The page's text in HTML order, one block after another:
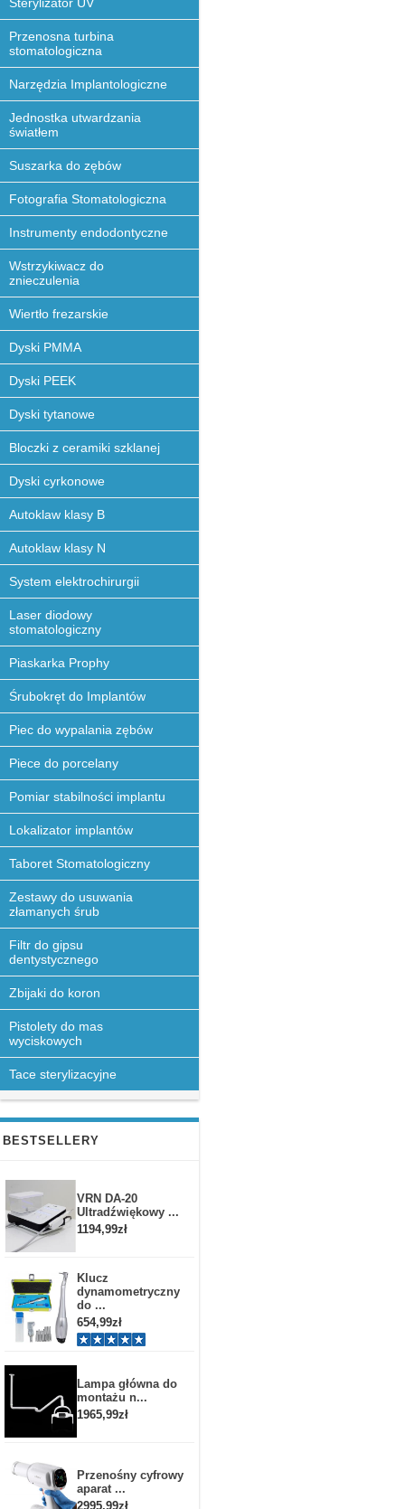
Przenosna turbina
stomatologiczna
Narzędzia Implantologiczne
Jednostka utwardzania
światłem
Suszarka do zębów
Fotografia Stomatologiczna
Instrumenty endodontyczne
Wstrzykiwacz do
znieczulenia
Wiertło frezarskie
Dyski PMMA
Dyski PEEK
Dyski tytanowe
Bloczki z ceramiki szklanej
Dyski cyrkonowe
Autoklaw klasy B
Autoklaw klasy N
System elektrochirurgii
Laser diodowy
stomatologiczny
Piaskarka Prophy
Śrubokręt do Implantów
Piec do wypalania zębów
Piece do porcelany
Pomiar stabilności implantu
Lokalizator implantów
Taboret Stomatologiczny
Zestawy do usuwania
złamanych śrub
Filtr do gipsu
dentystycznego
Zbijaki do koron
Pistolety do mas
wyciskowych
Tace sterylizacyjne
BESTSELLERY
VRN DA-20
Ultradźwiękowy ...
1194,99zł
Klucz
dynamometryczny
do ...
654,99zł
Lampa główna do
montażu n...
1965,99zł
Przenośny cyfrowy
aparat ...
2995,99zł